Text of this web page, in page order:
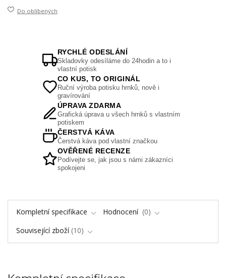
Do oblíbených
RYCHLÉ ODESLÁNÍ
Skladovky odesíláme do 24hodin a to i
vlastní potisk
CO KUS, TO ORIGINÁL
Ruční výroba potisku hrnků, nově i
gravírování
ÚPRAVA ZDARMA
Grafická úprava u všech hrnků s vlastním
potiskem
ČERSTVÁ KÁVA
Čerstvá káva pod vlastní značkou
OVĚŘENÉ RECENZE
Podívejte se, jak jsou s námi zákazníci
spokojeni
Kompletní specifikace Hodnocení
0
Související zboží 10